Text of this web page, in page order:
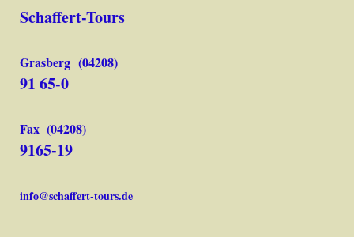
Schaffert-Tours
Grasberg (04208)
91 65-0
Fax (04208)
9165-19
info@schaffert-tours.de